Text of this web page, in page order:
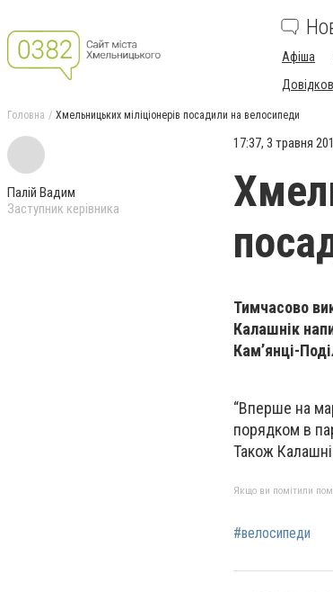
Афіша
Головна Хмельницьких міліціонерів посадили на велосипеди
Палій Вадим
Заступник керівника
17:37, 3 травня
Тимчасово
Калашнік
Кам’янці-
“Вперше на
порядком в
Також
Якщо ви помітили
#велосипеди